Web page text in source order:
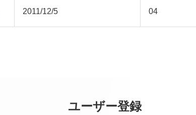
2011/12/5 04
ユーザー登録